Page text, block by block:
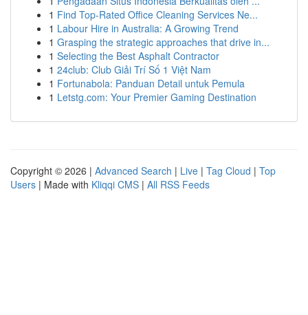
1 Find Top-Rated Office Cleaning Services Ne...
1 Labour Hire in Australia: A Growing Trend
1 Grasping the strategic approaches that drive in...
1 Selecting the Best Asphalt Contractor
1 24club: Club Giải Trí Số 1 Việt Nam
1 Fortunabola: Panduan Detail untuk Pemula
1 Letstg.com: Your Premier Gaming Destination
Copyright © 2026 | Advanced Search | Live | Tag Cloud | Top
Users | Made with Kliqqi CMS | All RSS Feeds